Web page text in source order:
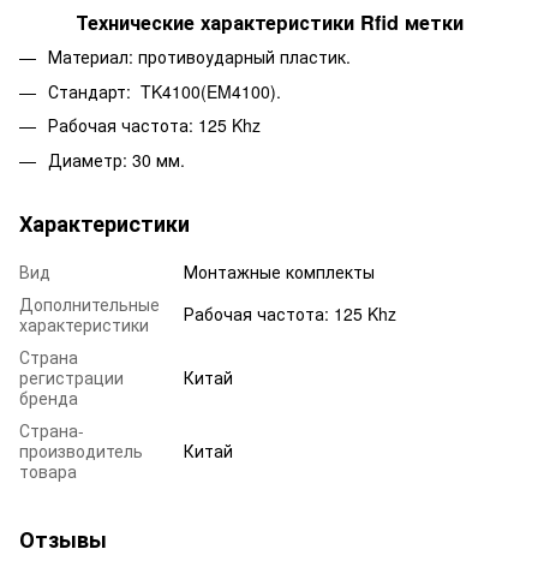
Технические характеристики Rfid метки
Материал: противоударный пластик.
Стандарт: TK4100(EM4100).
Рабочая частота: 125 Khz
Диаметр: 30 мм.
Характеристики
Вид
Монтажные комплекты
Дополнительные
характеристики
Рабочая частота: 125 Khz
Страна
регистрации
бренда
Китай
Страна-
производитель
товара
Китай
Отзывы